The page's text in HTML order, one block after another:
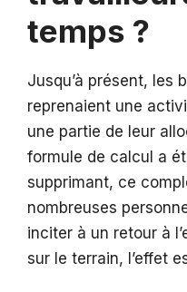
temps ?
Jusqu’à présent, les
reprenaient une
une partie de leur
formule de calcul a
supprimant, ce
nombreuses
inciter à un retour à
sur le terrain, l’effet